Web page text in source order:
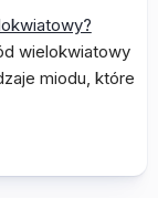
wielokwiatowy
miodu, które